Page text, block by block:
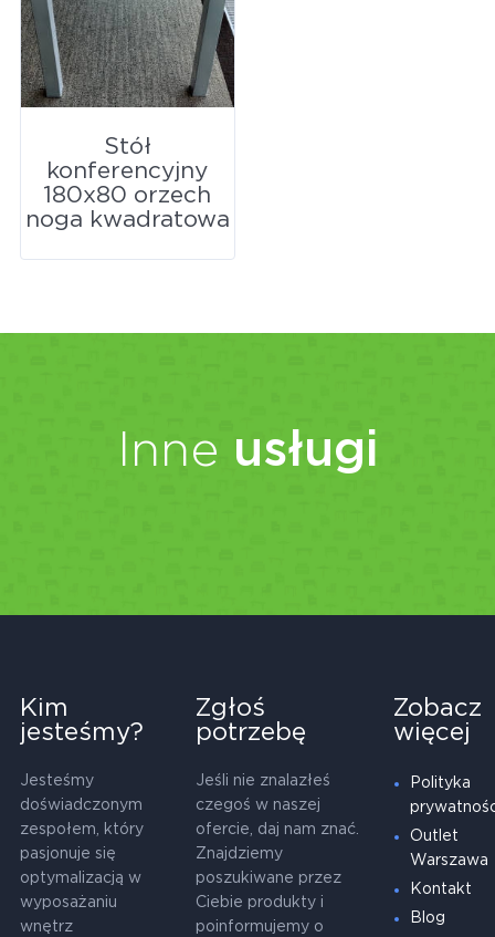
Stół
konferencyjny
180x80 orzech
noga kwadratowa
Inne usługi
Kim
jesteśmy?
Jesteśmy
doświadczonym
zespołem, który
pasjonuje się
optymalizacją w
wyposażaniu
wnętrz
Zgłoś
potrzebę
Jeśli nie znalazłeś
czegoś w naszej
ofercie, daj nam znać.
Znajdziemy
poszukiwane przez
Ciebie produkty i
poinformujemy o
Zobacz
więcej
Polityka
Outlet
Warszawa
Kontakt
Blog